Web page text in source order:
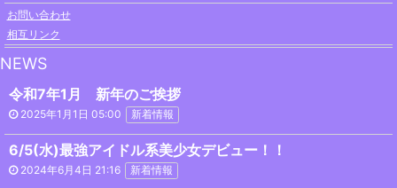
お問い合わせ
相互リンク
NEWS
令和7年1月 新年のご挨拶
2025年1月1日 05:00 新着情報
6/5(水)最強アイドル系美少女デビュー！！
2024年6月4日 21:16 新着情報